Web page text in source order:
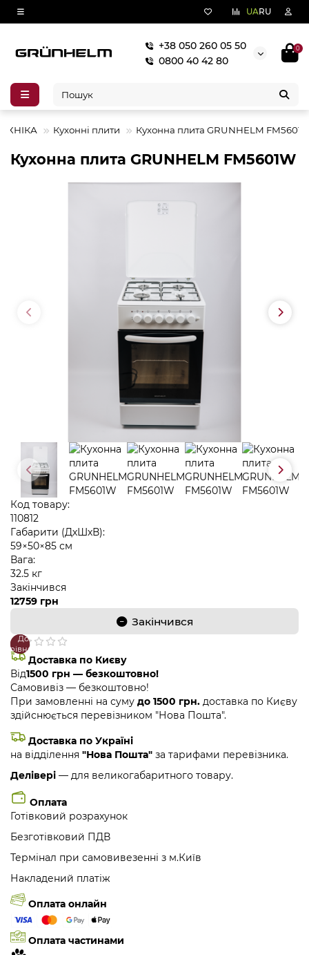
UARU
+38 050 260 05 50
0800 40 42 80
0
Кухонні плити Кухонна плита GRUNHELM
Кухонна плита GRUNHELM FM5601W
Код товару:
110812
Габарити (ДхШхВ):
59×50×85 см
Вага:
32.5 кг
Закінчився
12759 грн
Закінчився
В
закладки
До
Доставка по Києву
Від1500 грн — безкоштовно!
Самовивіз — безкоштовно!
При замовленні на суму до 1500 грн. доставка по Києву
здійснюється перевізником "Нова Пошта".
Доставка по Україні
на відділення "Нова Пошта" за тарифами перевізника.
Делівері — для великогабаритного товару.
Оплата
Готівковий розрахунок
Безготівковий ПДВ
Термінал при самовивезенні з м.Київ
Накладений платіж
Оплата онлайн
Оплата частинами